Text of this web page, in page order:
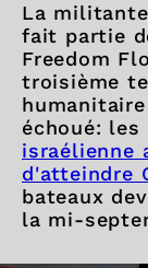
La
fait partie
Freedom
troisième
échoué:
israélienne
d'atteindre
bateaux
la mi-